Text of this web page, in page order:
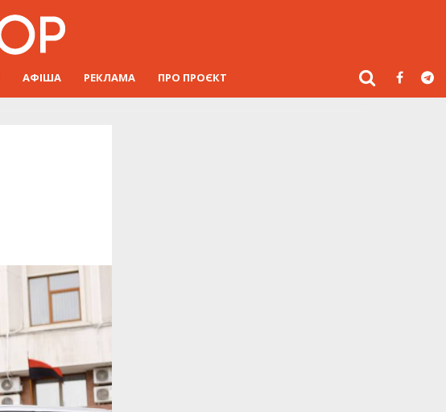
АФІША РЕКЛАМА ПРО ПРОЄКТ